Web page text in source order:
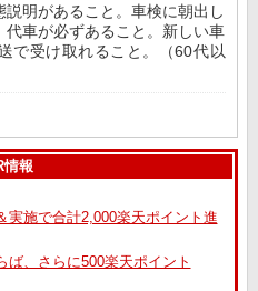
明があること。車検に朝出し
代車が必ずあること。新しい車
で受け取れること。（60代以
情報
実施で合計2,000楽天ポイント進
ば、さらに500楽天ポイント